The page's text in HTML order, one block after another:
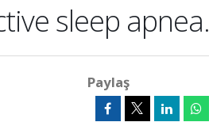
sleep apnea.
Paylaş